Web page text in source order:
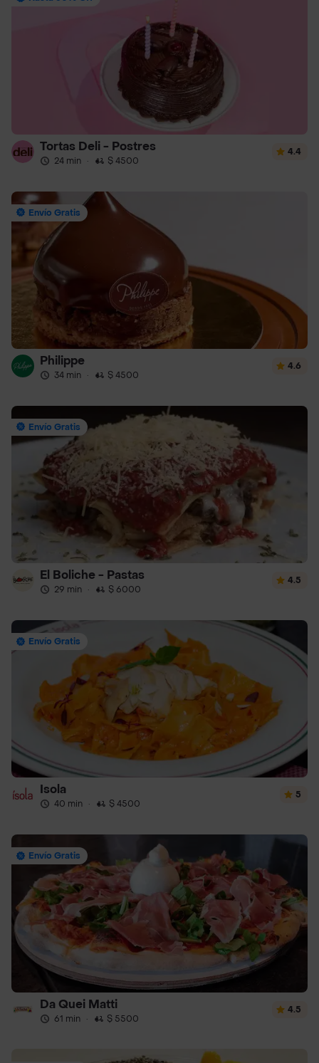
Tortas Deli - Postres
24 min · $ 4500
4.4
Envío Gratis
Philippe
34 min · $ 4500
4.6
Envío Gratis
El Boliche - Pastas
29 min · $ 6000
4.5
Envío Gratis
Isola
40 min · $ 4500
5
Envío Gratis
Da Quei Matti
61 min · $ 5500
4.5